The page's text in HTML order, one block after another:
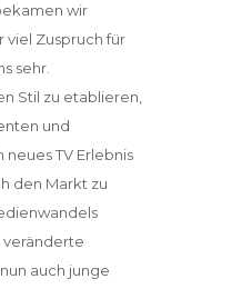
wir
viel Zuspruch für
sehr.
Stil zu etablieren,
und
TV Erlebnis
den Markt zu
veränderte
auch junge